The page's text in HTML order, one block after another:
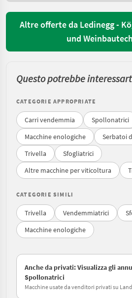
Altre offerte da Ledinegg -
und
Questo potrebbe
CATEGORIE APPROPRIATE
Carri vendemmia
Spollonatrici
Macchine enologiche
Serbatoi
Trivella
Sfogliatrici
Altre macchine per viticoltura
CATEGORIE SIMILI
Trivella Vendemmiatrici
Macchine enologiche
Anche da privati: Visualizza gli
Spollonatrici
Macchine usate da venditori privati su